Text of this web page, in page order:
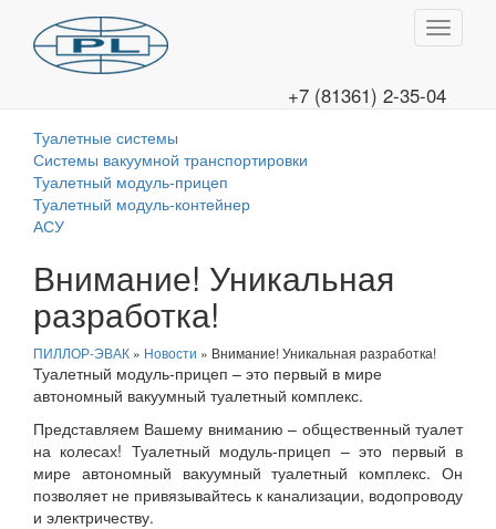
+7 (81361) 2-35-04
Туалетные системы
Системы вакуумной транспортировки
Туалетный модуль-прицеп
Туалетный модуль-контейнер
АСУ
Внимание! Уникальная
разработка!
ПИЛЛОР-ЭВАК » Новости » Внимание! Уникальная разработка!
Туалетный модуль-прицеп – это первый в мире
автономный вакуумный туалетный комплекс.
Представляем Вашему вниманию – общественный туалет
на колесах! Туалетный модуль-прицеп – это первый в
мире автономный вакуумный туалетный комплекс. Он
позволяет не привязывайтесь к канализации, водопроводу
и электричеству.